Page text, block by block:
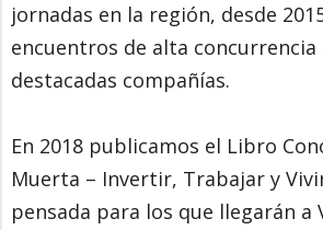
jornadas en la región, desde
encuentros de alta concurrencia
destacadas compañías.
En 2018 publicamos el Libro
Muerta – Invertir, Trabajar y
pensada para los que llegarán a